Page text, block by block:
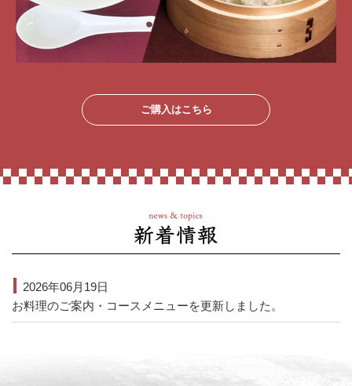
ご購入はこちら
2026年06月19日
お料理のご案内・コースメニューを更新しました。